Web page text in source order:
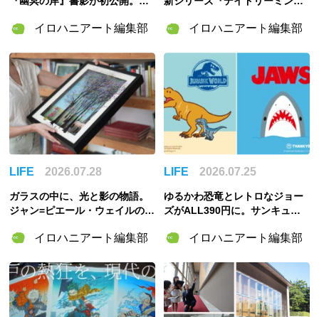
在・琅燦イロハニアート編集部
＆「ムーミンの日」スペシャル
イロハニアート編集部
LIFE 2026.07.28
ガラスの中に、光と影の物語。
ジャン=ピエール・ウェイルの
イロハニアート編集部
LIFE 2026.07.25
ゆるかわ恐竜とレトロなジョー
ズがALL390円に。サンキュー
ド』『ジョーズ』コラボ雑貨が
イロハニアート編集部